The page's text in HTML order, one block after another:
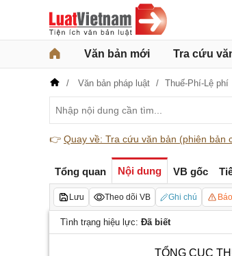
Văn bản mới Tra cứu
Văn bản pháp luật Thuế-Phí-Lệ phí
👉 Quay về: Tra cứu văn bản (phiên bản
Tổng quan Nội dung VB gốc
Lưu Theo dõi VB Ghi chú
Tình trạng hiệu lực: Đã biết
TỔNG CỤC